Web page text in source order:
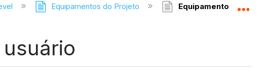
Equipamentos do Projeto Equipamento do